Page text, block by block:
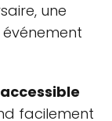
une
facilement